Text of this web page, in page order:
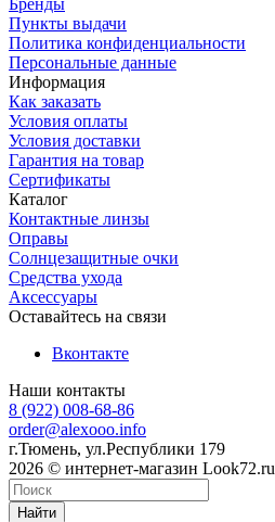
Пункты выдачи
Политика конфиденциальности
Персональные данные
Информация
Как заказать
Условия оплаты
Условия доставки
Гарантия на товар
Сертификаты
Каталог
Контактные линзы
Оправы
Солнцезащитные очки
Средства ухода
Аксессуары
Оставайтесь на связи
Вконтакте
Наши контакты
8 (922) 008-68-86
order@alexooo.info
г.Тюмень, ул.Республики 179
2026 © интернет-магазин Look72.ru
Найти